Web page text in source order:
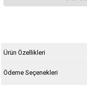
Ürün Özellikleri
Ödeme Seçenekleri